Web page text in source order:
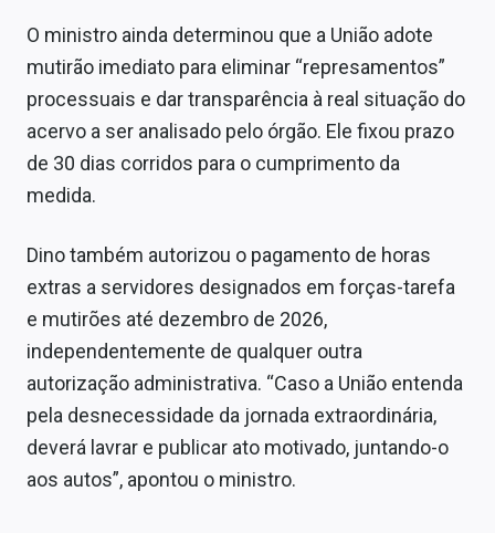
O ministro ainda determinou que a União adote
mutirão imediato para eliminar “represamentos”
processuais e dar transparência à real situação do
acervo a ser analisado pelo órgão. Ele fixou prazo
de 30 dias corridos para o cumprimento da
medida.
Dino também autorizou o pagamento de horas
extras a servidores designados em forças-tarefa
e mutirões até dezembro de 2026,
independentemente de qualquer outra
autorização administrativa. “Caso a União entenda
pela desnecessidade da jornada extraordinária,
deverá lavrar e publicar ato motivado, juntando-o
aos autos”, apontou o ministro.